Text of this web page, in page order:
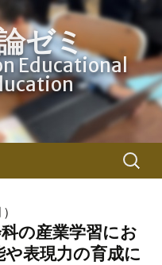
ゼミ
Educational
検
索:
の産業学習にお
表現力の育成に